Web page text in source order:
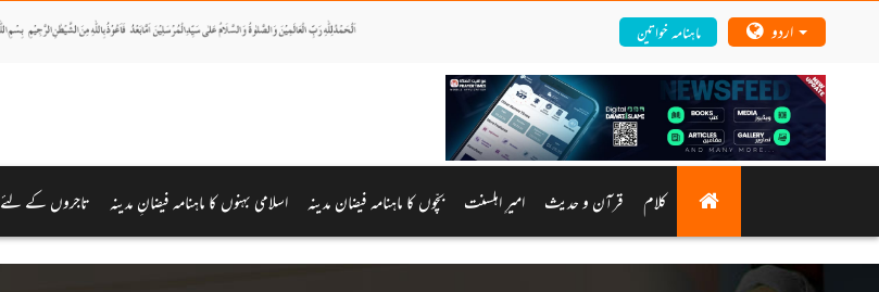
ماہنامہ خواتین
کلام قرآن و حدیث امیرِ اہلسنت بچّوں کا ماہنامہ فیضان مدینہ اسلامی بہنوں کا ماہنامہ فیضانِ مدینہ تاجروں کے لئے